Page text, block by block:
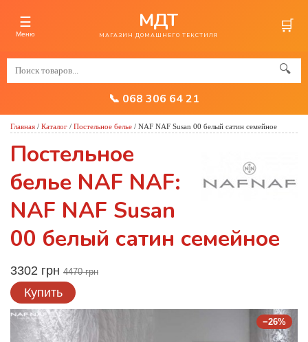
☰
Меню
МДТ
МАГАЗИН ДОМАШНЕГО ТЕКСТИЛЯ 🛒
🔍
📞 068 306 64 21
Главная / Каталог / Постельное белье / NAF NAF Susan 00 белый сатин семейное
Постельное
белье NAF NAF:
NAF NAF Susan
00 белый сатин семейное
3302 грн 4470 грн
Купить
−26%